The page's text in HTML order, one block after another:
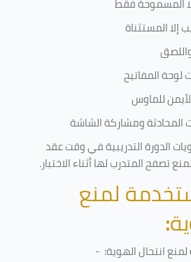
المستثناة
لوحة المفاتيح
للماوس
المحادثة ومشاركة الشاشة
الدورة التدريبية في وقت عقد
تصفح المتدرب لها أثناء الاختبار.
لمنع
:
انتحال الهوية: -